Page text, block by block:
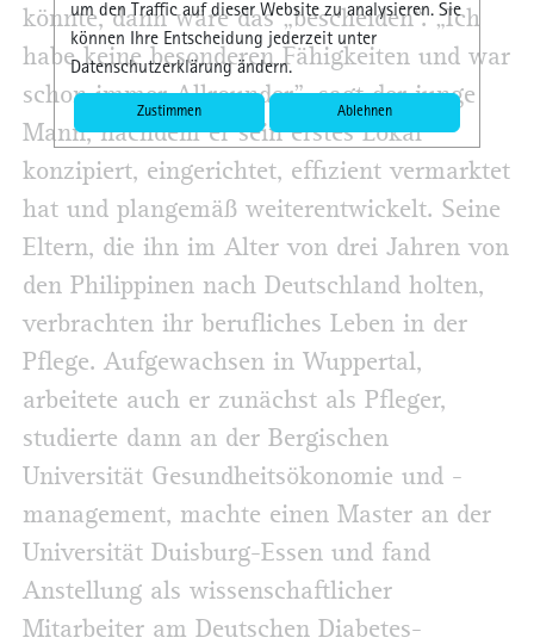
könnte, dann wäre das „bescheiden“. „Ich
habe keine besonderen Fähigkeiten und war
schon immer Allrounder”, sagt der junge
Mann, nachdem er sein erstes Lokal
konzipiert, eingerichtet, effizient vermarktet
hat und plangemäß weiterentwickelt. Seine
Eltern, die ihn im Alter von drei Jahren von
den Philippinen nach Deutschland holten,
verbrachten ihr berufliches Leben in der
Pflege. Aufgewachsen in Wuppertal,
arbeitete auch er zunächst als Pfleger,
studierte dann an der Bergischen
Universität Gesundheitsökonomie und -
management, machte einen Master an der
Universität Duisburg-Essen und fand
Anstellung als wissenschaftlicher
Mitarbeiter am Deutschen Diabetes-
um den Traffic auf dieser Website zu analysieren. Sie
können Ihre Entscheidung jederzeit unter
Datenschutzerklärung ändern.
Zustimmen Ablehnen